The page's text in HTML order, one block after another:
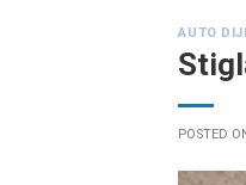
AUTO
POSTED